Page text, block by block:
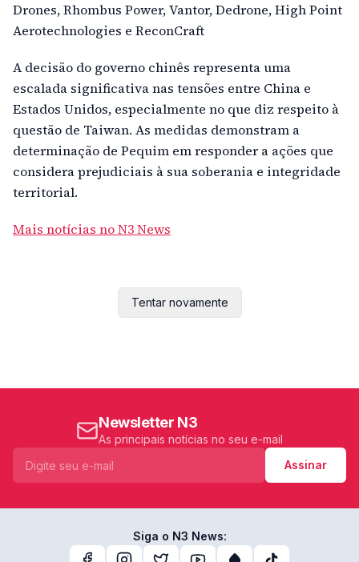
Drones, Rhombus Power, Vantor, Dedrone, High Point
Aerotechnologies e ReconCraft
A decisão do governo chinês representa uma
escalada significativa nas tensões entre China e
Estados Unidos, especialmente no que diz respeito à
questão de Taiwan. As medidas demonstram a
determinação de Pequim em responder a ações que
considera prejudiciais à sua soberania e integridade
territorial.
Mais notícias no N3 News
Tentar novamente
Newsletter N3
As principais notícias no seu e-mail
Assinar
Siga o N3 News: